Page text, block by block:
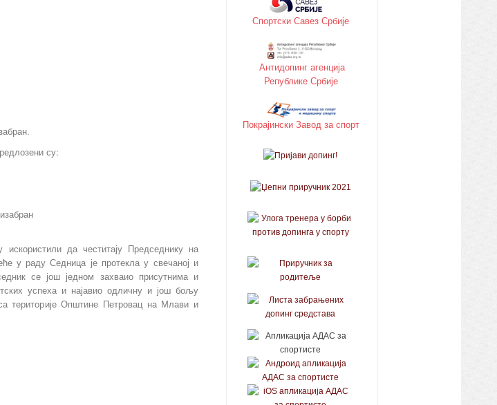
су:
искористили да честитају Председнику на
у раду Седница је протекла у свечаној и
се још једном захваио присутнима и
успеха и најавио одличну и још бољу
територије Општине Петровац на Млави и
Спортски Савез Србије
Антидопинг агенција
Републике Србије
Покрајински Завод за спорт